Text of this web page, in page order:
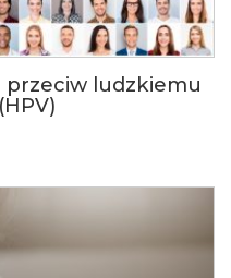
przeciw ludzkiemu